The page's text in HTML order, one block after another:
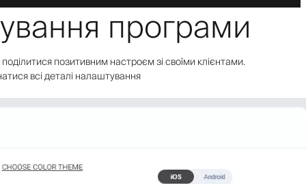
програми
позитивним настроєм зі своїми клієнтами.
всі деталі налаштування